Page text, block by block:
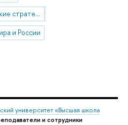
Энергетические стратегии
и России
университет «Высшая школа
и сотрудники